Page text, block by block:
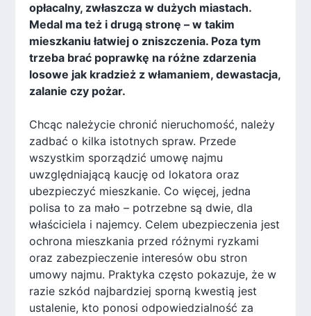
opłacalny, zwłaszcza w dużych miastach.
Medal ma też i drugą stronę – w takim
mieszkaniu łatwiej o zniszczenia. Poza tym
trzeba brać poprawkę na różne zdarzenia
losowe jak kradzież z włamaniem, dewastacja,
zalanie czy pożar.
Chcąc należycie chronić nieruchomość, należy
zadbać o kilka istotnych spraw. Przede
wszystkim sporządzić umowę najmu
uwzględniającą kaucję od lokatora oraz
ubezpieczyć mieszkanie. Co więcej, jedna
polisa to za mało – potrzebne są dwie, dla
właściciela i najemcy. Celem ubezpieczenia jest
ochrona mieszkania przed różnymi ryzkami
oraz zabezpieczenie interesów obu stron
umowy najmu. Praktyka często pokazuje, że w
razie szkód najbardziej sporną kwestią jest
ustalenie, kto ponosi odpowiedzialność za